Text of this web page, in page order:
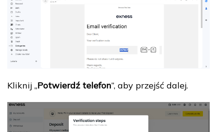
Kliknij „Potwierdź telefon”, aby przejść dalej.